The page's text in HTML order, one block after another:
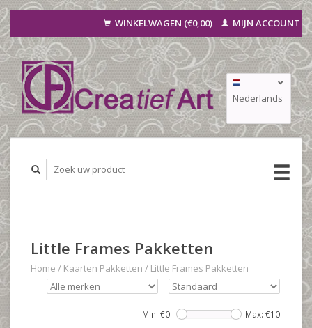
WINKELWAGEN (€0,00) MIJN ACCOUNT
Nederlands
Deutsch
Little Frames Pakketten
Home / Kaarten Pakketten / Little Frames Pakketten
Min: €0 Max: €10